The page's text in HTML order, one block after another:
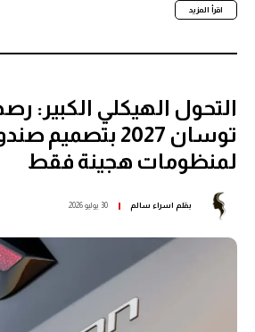
اقرأ المزيد
التحول الهيكلي الكبير:
توسان 2027
لمنظومات هجينة فقط
بقلم اسراء سالم 30 يوليو 2026